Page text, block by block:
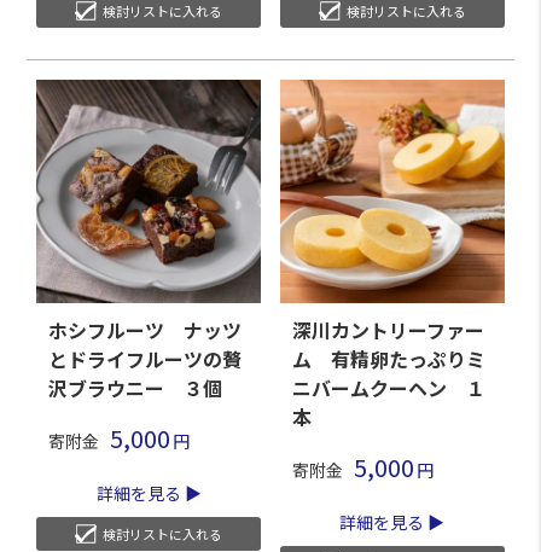
検討リストに入れる 検討リストに入れる
ホシフルーツ ナッツ
とドライフルーツの贅
沢ブラウニー ３個
寄附金 5,000
詳細を見る
検討リストに入れる
深川カントリーファー
ム 有精卵たっぷりミ
ニバームクーヘン １
本
寄附金 5,000
詳細を見る